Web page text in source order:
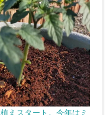
えスタート。今年はミ